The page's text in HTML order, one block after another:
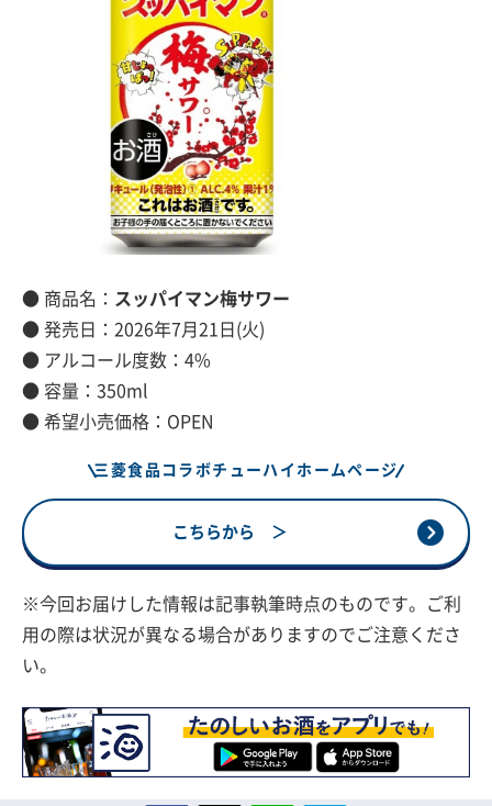
● 商品名： スッパイマン梅サワー
● 発売日：2026年7月21日(火)
● アルコール度数：4%
● 容量：350ml
● 希望小売価格：OPEN
三菱食品コラボチューハイホームページ
こちらから ＞
※今回お届けした情報は記事執筆時点のものです。ご利
用の際は状況が異なる場合がありますのでご注意くださ
い。